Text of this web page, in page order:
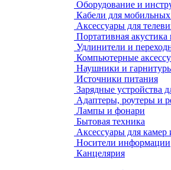
Оборудование и
Кабели для
Аксессуары для
Портативная акустика
Удлинители и
Компьютерные
Наушники и
Источники питания
Зарядные устройства
Адаптеры, роутеры и
Лампы и фонари
Бытовая техника
Аксессуары для камер
Носители информации
Канцелярия